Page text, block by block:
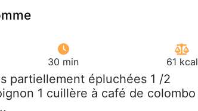
30 min 61 kcal
partiellement épluchées 1 /2
1 cuillère à café de colombo